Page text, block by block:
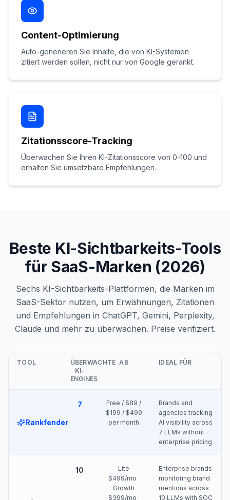
Content-Optimierung
Auto-generieren Sie Inhalte, die von KI-Systemen
zitiert werden sollen, nicht nur von Google gerankt.
Zitationsscore-Tracking
Überwachen Sie Ihren KI-Zitationsscore von 0-100 und
erhalten Sie umsetzbare Empfehlungen.
Beste KI-Sichtbarkeits-Tools
für SaaS-Marken (2026)
Sechs KI-Sichtbarkeits-Plattformen, die Marken im
SaaS-Sektor nutzen, um Erwähnungen, Zitationen
und Empfehlungen in ChatGPT, Gemini, Perplexity,
Claude und mehr zu überwachen. Preise verifiziert.
TOOL
ÜBERWACHTE
KI-
ENGINES
AB IDEAL FÜR
Rankfender
7
Free / $89 /
$199 / $499
per month
Brands and
agencies tracking
AI visibility across
7 LLMs without
enterprise pricing
10
Lite
$499/mo ·
Growth
$399/mo ·
Enterprise brands
monitoring brand
mentions across
10 LLMs with SOC